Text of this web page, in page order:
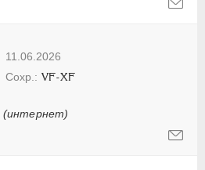
11.06.2026
(интернет)
VF-XF